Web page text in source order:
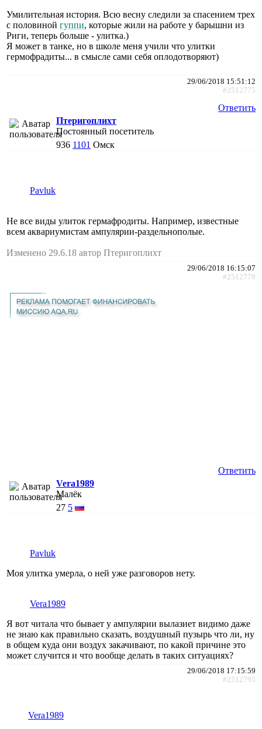
Умилительная история. Всю весну следили за спасением трех
с половиной гуппи, которые жили на работе у барышни из
Риги, теперь больше - улитка.)
Я может в танке, но в школе меня учили что улитки
гермофрадиты... в смысле сами себя оплодотворяют)
29/06/2018 15:51:12
#2512775
Ответить
Птеригоплихт
Постоянный посетитель
936 1101 Омск
Pavluk
Не все виды улиток гермафродиты. Например, известные
всем аквариумистам ампулярии-раздельнополые.
Изменено 29.6.18 автор Птеригоплихт
29/06/2018 16:15:07
#2512779
Ответить
Vera1989
Малёк
27 5
Pavluk
Моя улитка умерла, о ней уже разговоров нету.
Vera1989
Я вот читала что бывает у ампулярии вылазиет видимо даже
не знаю как правильно сказать, воздушный пузырь что ли, ну
в общем куда они воздух закачивают, по какой причине это
может случится и что вообще делать в таких ситуациях?
29/06/2018 17:15:59
#2512793
Vera1989